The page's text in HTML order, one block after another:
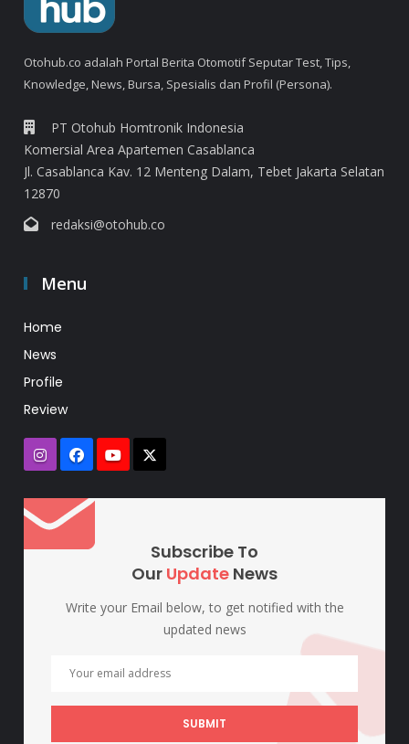
Otohub.co adalah Portal Berita Otomotif Seputar Test, Tips,
Knowledge, News, Bursa, Spesialis dan Profil (Persona).
PT Otohub Homtronik Indonesia
Komersial Area Apartemen Casablanca
Jl. Casablanca Kav. 12 Menteng Dalam, Tebet Jakarta Selatan
12870
redaksi@otohub.co
Menu
Home
News
Profile
Review
Subscribe To
Our Update News
Write your Email below, to get notified with the
updated news
SUBMIT